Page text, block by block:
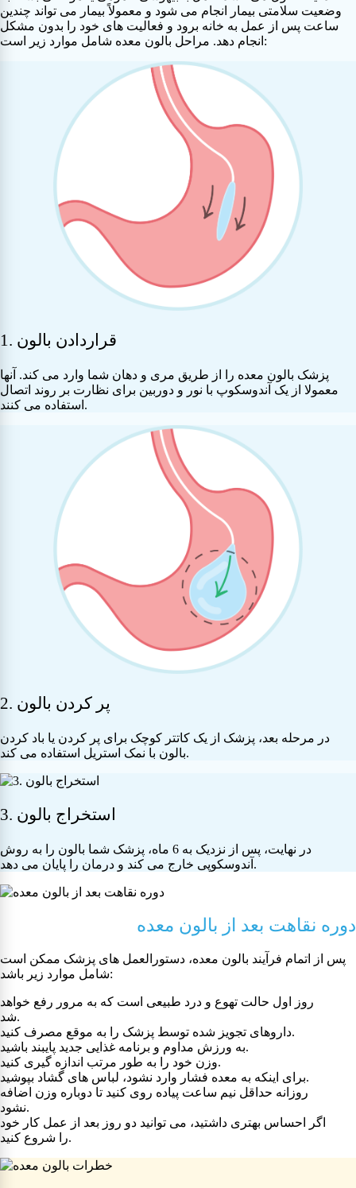
وضعیت سلامتی بیمار انجام می شود و معمولاً بیمار می تواند چندین
ساعت پس از عمل به خانه برود و فعالیت های خود را بدون مشکل
انجام دهد. مراحل بالون معده شامل موارد زیر است:
1. قراردادن بالون
پزشک بالون معده را از طریق مری و دهان شما وارد می کند. آنها
معمولا از یک آندوسکوپ با نور و دوربین برای نظارت بر روند اتصال
استفاده می کنند.
2. پر کردن بالون
در مرحله بعد، پزشک از یک کاتتر کوچک برای پر کردن یا باد کردن
بالون با نمک استریل استفاده می کند.
3. استخراج بالون
در نهایت، پس از نزدیک به 6 ماه، پزشک شما بالون را به روش
آندوسکوپی خارج می کند و درمان را پایان می دهد.
دوره نقاهت بعد از بالون معده
پس از اتمام فرآیند بالون معده، دستورالعمل های پزشک ممکن است
شامل موارد زیر باشد:
روز اول حالت تهوع و درد طبیعی است که به مرور رفع خواهد
شد.
داروهای تجویز شده توسط پزشک را به موقع مصرف کنید.
به ورزش مداوم و برنامه غذایی جدید پایبند باشید.
وزن خود را به طور مرتب اندازه گیری کنید.
برای اینکه به معده فشار وارد نشود، لباس های گشاد بپوشید.
روزانه حداقل نیم ساعت پیاده روی کنید تا دوباره وزن اضافه
نشود.
اگر احساس بهتری داشتید، می توانید دو روز بعد از عمل کار خود
را شروع کنید.